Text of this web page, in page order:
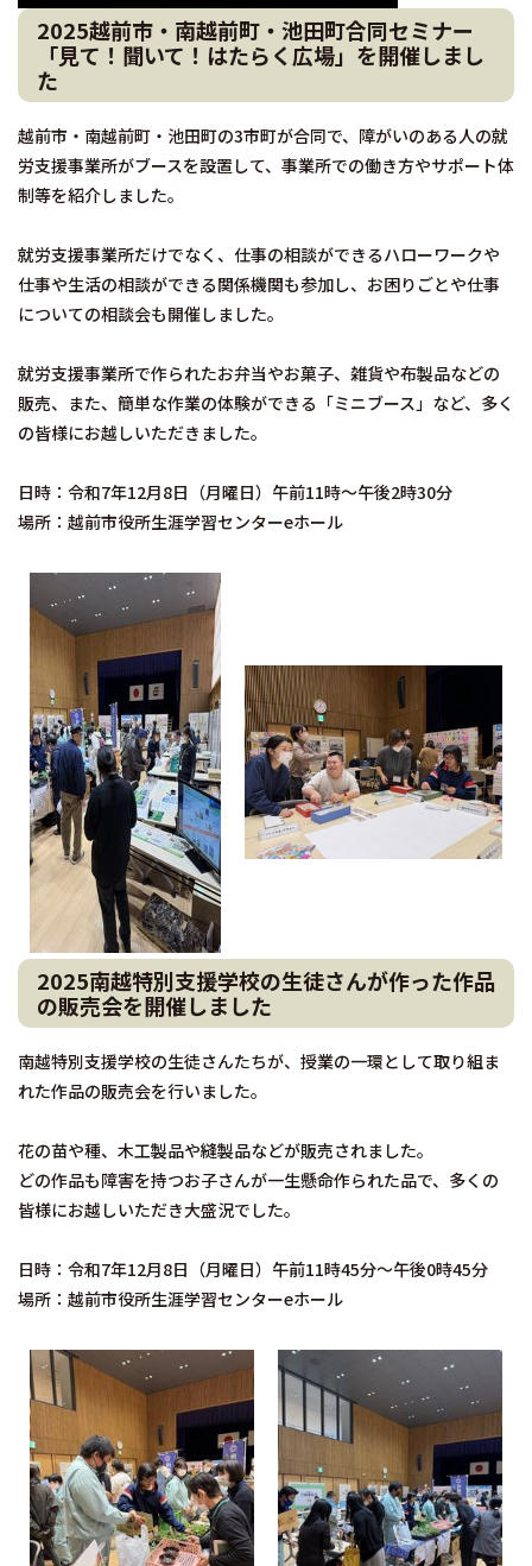
2025越前市・南越前町・池田町合同セミナー
「見て！聞いて！はたらく広場」を開催しまし
た
越前市・南越前町・池田町の3市町が合同で、障がいのある人の就
労支援事業所がブースを設置して、事業所での働き方やサポート体
制等を紹介しました。
就労支援事業所だけでなく、仕事の相談ができるハローワークや
仕事や生活の相談ができる関係機関も参加し、お困りごとや仕事
についての相談会も開催しました。
就労支援事業所で作られたお弁当やお菓子、雑貨や布製品などの
販売、また、簡単な作業の体験ができる「ミニブース」など、多く
の皆様にお越しいただきました。
日時：令和7年12月8日（月曜日）午前11時～午後2時30分
場所：越前市役所生涯学習センターeホール
2025南越特別支援学校の生徒さんが作った作品
の販売会を開催しました
南越特別支援学校の生徒さんたちが、授業の一環として取り組ま
れた作品の販売会を行いました。
花の苗や種、木工製品や縫製品などが販売されました。
どの作品も障害を持つお子さんが一生懸命作られた品で、多くの
皆様にお越しいただき大盛況でした。
日時：令和7年12月8日（月曜日）午前11時45分～午後0時45分
場所：越前市役所生涯学習センターeホール